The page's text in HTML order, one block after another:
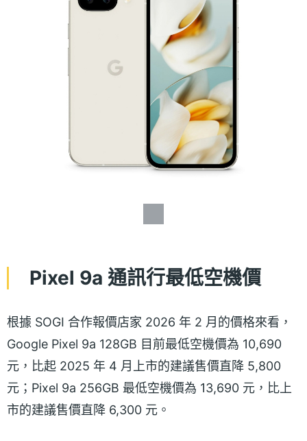
Pixel 9a 通訊行最低空機價
根據 SOGI 合作報價店家 2026 年 2 月的價格來看，
Google Pixel 9a 128GB 目前最低空機價為 10,690
元，比起 2025 年 4 月上市的建議售價直降 5,800
元；Pixel 9a 256GB 最低空機價為 13,690 元，比上
市的建議售價直降 6,300 元。